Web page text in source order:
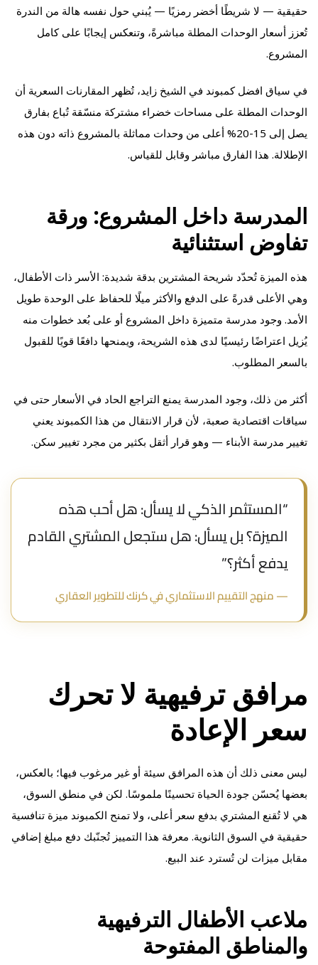
حقيقية — لا شريطًا أخضر رمزيًا — يُبني حول نفسه هالة من الندرة
تُعزز أسعار الوحدات المطلة مباشرةً، وتنعكس إيجابًا على كامل
المشروع.
في سياق افضل كمبوند في الشيخ زايد، تُظهر المقارنات السعرية أن
الوحدات المطلة على مساحات خضراء مشتركة منسّقة تُباع بفارق
يصل إلى 15-20% أعلى من وحدات مماثلة بالمشروع ذاته دون هذه
الإطلالة. هذا الفارق مباشر وقابل للقياس.
المدرسة داخل المشروع: ورقة
تفاوض استثنائية
هذه الميزة تُحدّد شريحة المشترين بدقة شديدة: الأسر ذات الأطفال،
وهي الأعلى قدرةً على الدفع والأكثر ميلًا للحفاظ على الوحدة طويل
الأمد. وجود مدرسة متميزة داخل المشروع أو على بُعد خطوات منه
يُزيل اعتراضًا رئيسيًا لدى هذه الشريحة، ويمنحها دافعًا قويًا للقبول
بالسعر المطلوب.
أكثر من ذلك، وجود المدرسة يمنع التراجع الحاد في الأسعار حتى في
سياقات اقتصادية صعبة، لأن قرار الانتقال من هذا الكمبوند يعني
تغيير مدرسة الأبناء — وهو قرار أثقل بكثير من مجرد تغيير سكن.
“المستثمر الذكي لا يسأل: هل أحب هذه
الميزة؟ بل يسأل: هل ستجعل المشتري القادم
يدفع أكثر؟”
— منهج التقييم الاستثماري في كرنك للتطوير العقاري
مرافق ترفيهية لا تحرك
سعر الإعادة
ليس معنى ذلك أن هذه المرافق سيئة أو غير مرغوب فيها؛ بالعكس،
بعضها يُحسّن جودة الحياة تحسينًا ملموسًا. لكن في منطق السوق،
هي لا تُقنع المشتري بدفع سعر أعلى، ولا تمنح الكمبوند ميزة تنافسية
حقيقية في السوق الثانوية. معرفة هذا التمييز تُجنّبك دفع مبلغ إضافي
مقابل ميزات لن تُسترد عند البيع.
ملاعب الأطفال الترفيهية
والمناطق المفتوحة